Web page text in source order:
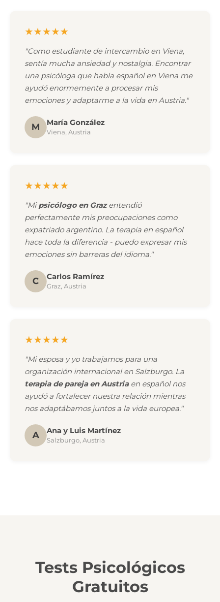
★★★★★
"Como estudiante de intercambio en Viena,
sentía mucha ansiedad y nostalgia. Encontrar
una psicóloga que habla español en Viena me
ayudó enormemente a procesar mis
emociones y adaptarme a la vida en Austria."
M María González
Viena, Austria
★★★★★
"Mipsicólogo en Grazentendió
perfectamente mis preocupaciones como
expatriado argentino. La terapia en español
hace toda la diferencia - puedo expresar mis
emociones sin barreras del idioma."
C Carlos Ramírez
Graz, Austria
★★★★★
"Mi esposa y yo trabajamos para una
organización internacional en Salzburgo. La
terapia de pareja en Austriaen español nos
ayudó a fortalecer nuestra relación mientras
nos adaptábamos juntos a la vida europea."
A Ana y Luis Martínez
Salzburgo, Austria
Tests Psicológicos
Gratuitos